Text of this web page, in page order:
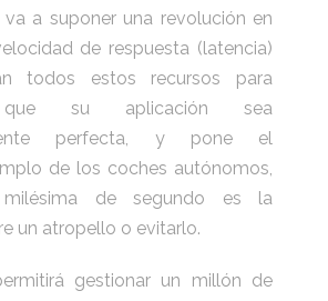
a suponer una revolución en
de respuesta (latencia)
todos estos recursos para
que su aplicación sea
perfecta, y pone el
de los coches autónomos,
de segundo es la
un atropello o evitarlo.
gestionar un millón de